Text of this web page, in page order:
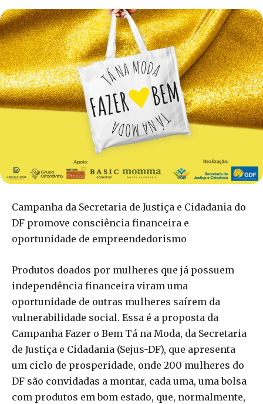
Campanha da Secretaria de Justiça e Cidadania do
DF promove consciência financeira e
oportunidade de empreendedorismo
Produtos doados por mulheres que já possuem
independência financeira viram uma
oportunidade de outras mulheres saírem da
vulnerabilidade social. Essa é a proposta da
Campanha Fazer o Bem Tá na Moda, da Secretaria
de Justiça e Cidadania (Sejus-DF), que apresenta
um ciclo de prosperidade, onde 200 mulheres do
DF são convidadas a montar, cada uma, uma bolsa
com produtos em bom estado, que, normalmente,